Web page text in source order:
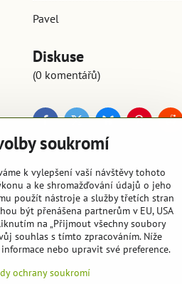
Pavel
Diskuse
(0 komentářů)
soukromí
k vylepšení vaší návštěvy tohoto
a ke shromažďování údajů o jeho
použít nástroje a služby třetích stran
být přenášena partnerům v EU, USA
na „Přijmout všechny soubory
souhlas s tímto zpracováním. Níže
nebo upravit své preference.
ochrany soukromí